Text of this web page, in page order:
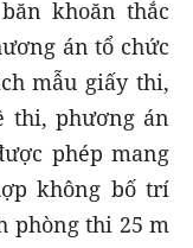
khoăn thắc
án tổ chức
mẫu giấy thi,
thi, phương án
phép mang
không bố trí
phòng thi 25 m